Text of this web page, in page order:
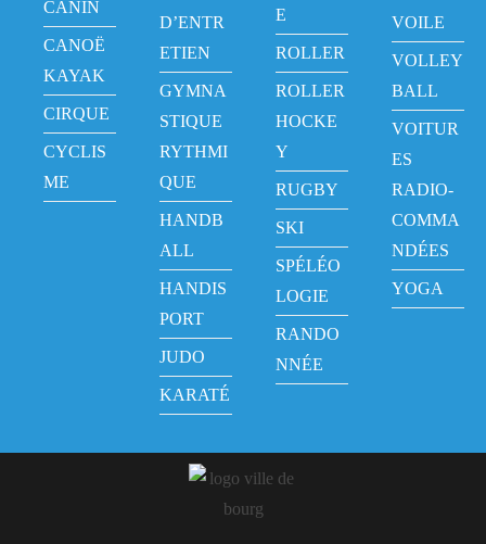
CANIN
CANOË
KAYAK
CIRQUE
CYCLIS
ME
D’ENTR
ETIEN
GYMNA
STIQUE
RYTHMI
QUE
HANDB
ALL
HANDIS
PORT
JUDO
KARATÉ
E
ROLLER
ROLLER
HOCKE
Y
RUGBY
SKI
SPÉLÉO
LOGIE
RANDO
NNÉE
VOILE
VOLLEY
BALL
VOITUR
ES
RADIO-
COMMA
NDÉES
YOGA